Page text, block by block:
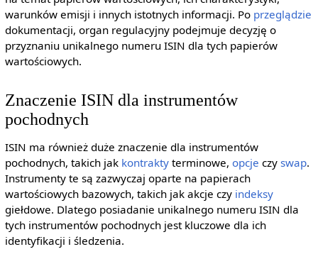
warunków emisji i innych istotnych informacji. Po przeglądzie
dokumentacji, organ regulacyjny podejmuje decyzję o
przyznaniu unikalnego numeru ISIN dla tych papierów
wartościowych.
Znaczenie ISIN dla instrumentów
pochodnych
ISIN ma również duże znaczenie dla instrumentów
pochodnych, takich jak kontraktyterminowe, opcje czy swap.
Instrumenty te są zazwyczaj oparte na papierach
wartościowych bazowych, takich jak akcje czy indeksy
giełdowe. Dlatego posiadanie unikalnego numeru ISIN dla
tych instrumentów pochodnych jest kluczowe dla ich
identyfikacji i śledzenia.